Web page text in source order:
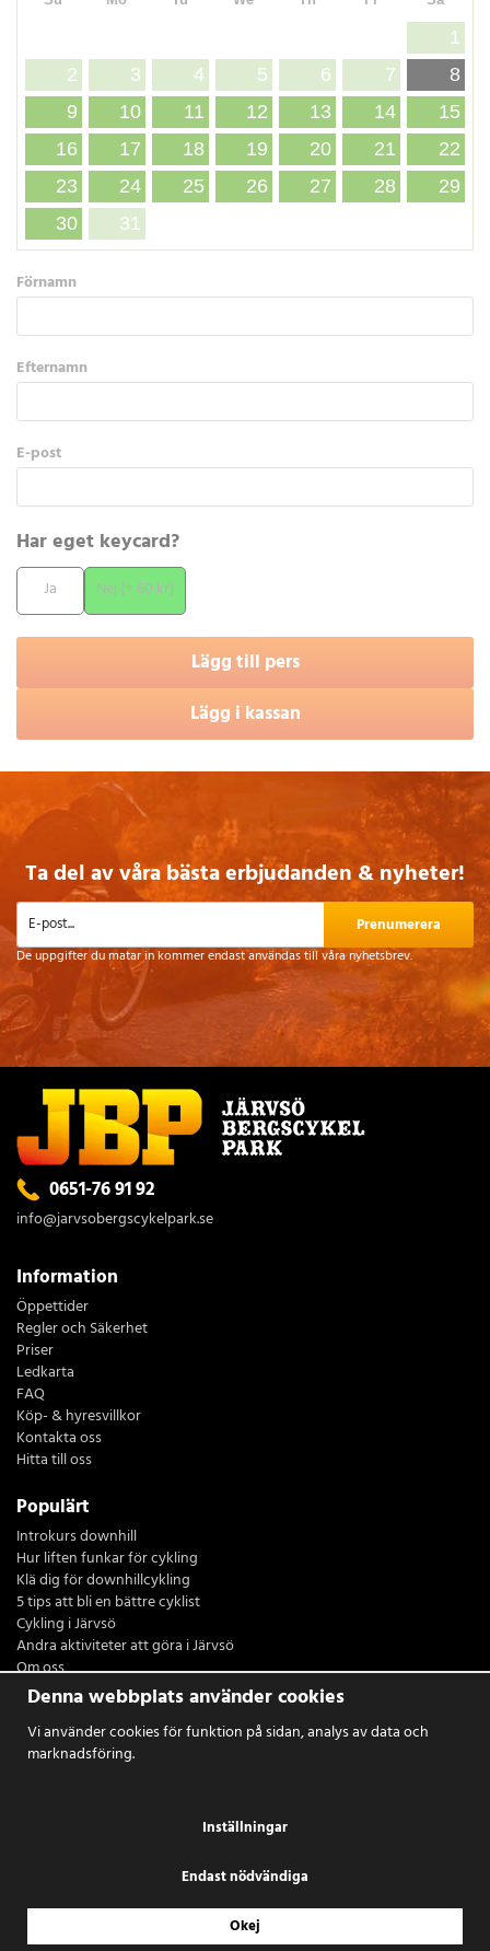
1
2
3 4 5 6 7
8
9
10 11 12 13 14
15
16
17 18 19 20 21
22
23
24 25 26 27 28
29
30
31
Förnamn
Efternamn
E-post
Har eget keycard?
Ja Nej (+ 60 kr)
Lägg till pers
Lägg i kassan
Ta del av våra bästa erbjudanden & nyheter!
Prenumerera
De uppgifter du matar in kommer endast användas till våra nyhetsbrev.
0651-76 91 92
info@jarvsobergscykelpark.se
Information
Öppettider
Regler och Säkerhet
Priser
Ledkarta
FAQ
Köp- & hyresvillkor
Kontakta oss
Hitta till oss
Populärt
Introkurs downhill
Hur liften funkar för cykling
Klä dig för downhillcykling
5 tips att bli en bättre cyklist
Cykling i Järvsö
Andra aktiviteter att göra i Järvsö
Om oss
Restaurang Sydsidan
Denna webbplats använder cookies
Vi använder cookies för funktion på sidan, analys av data och
marknadsföring.
Inställningar
Endast nödvändiga
Okej